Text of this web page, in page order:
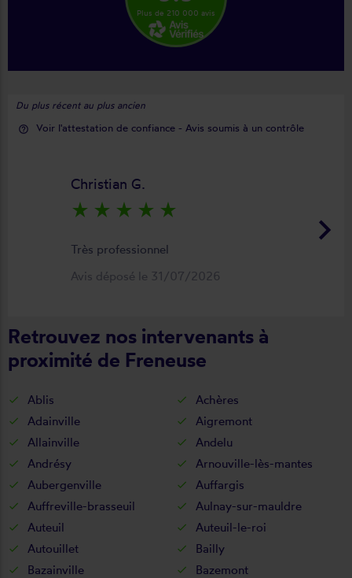
Plus de 210 000 avis
Du plus récent au plus ancien
help_outline Voir l'attestation de confiance - Avis soumis à un contrôle
keyboard_arrow_right
Christian G.
star_rate star_rate star_rate star_rate star_rate
Très professionnel
Avis déposé le 31/07/2026
Retrouvez nos intervenants à
proximité de Freneuse
Ablis
Achères
Adainville
Aigremont
Allainville
Andelu
Andrésy
Arnouville-lès-mantes
Aubergenville
Auffargis
Auffreville-brasseuil
Aulnay-sur-mauldre
Auteuil
Auteuil-le-roi
Autouillet
Bailly
Bazainville
Bazemont